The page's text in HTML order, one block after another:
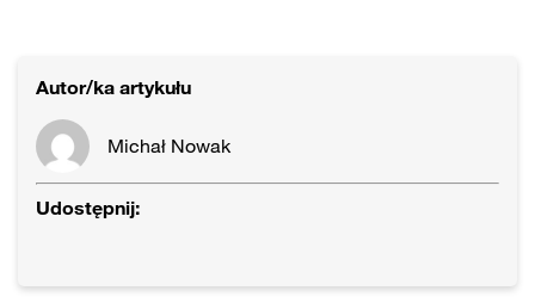
Autor/ka artykułu
Michał Nowak
Udostępnij: